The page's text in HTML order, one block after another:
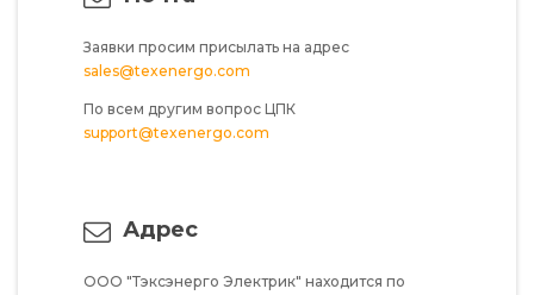
Заявки просим присылать на адрес
sales@texenergo.com
По всем другим вопрос ЦПК
support@texenergo.com
Адрес
ООО "Тэксэнерго Электрик" находится по